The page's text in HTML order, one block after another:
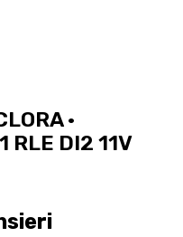
·
RLE DI2 11V